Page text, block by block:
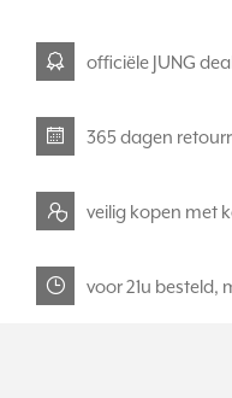
officiële JUNG
365 dagen
veilig kopen met
voor 21u besteld,